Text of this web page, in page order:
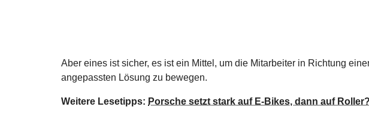
Aber eines ist sicher, es ist ein Mittel, um die Mitarbeiter in Richtung
angepassten Lösung zu bewegen.
Weitere Lesetipps: Porsche setzt stark auf E-Bikes, dann auf Roller?